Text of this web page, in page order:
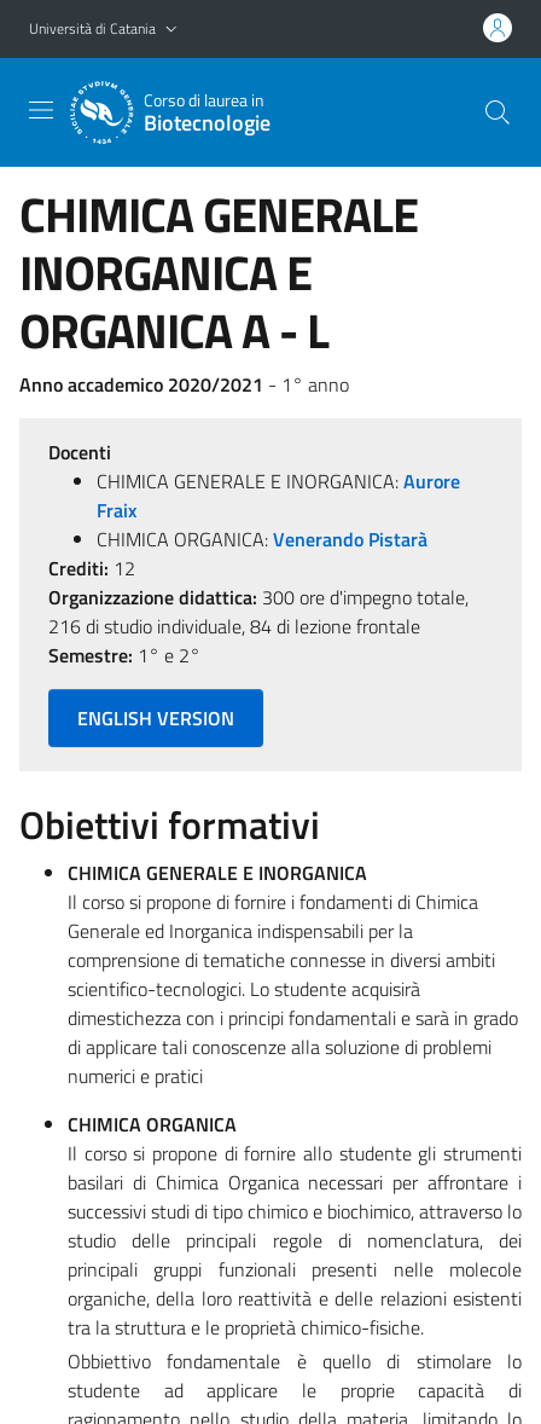
Vai al contenuto principale
Vai al menu di navigazione
Università di Catania
Corso di laurea in
Biotecnologie
CHIMICA GENERALE
INORGANICA E
ORGANICA A - L
Anno accademico 2020/2021 - 1° anno
Docenti
CHIMICA GENERALE E INORGANICA:Aurore
Fraix
CHIMICA ORGANICA:Venerando Pistarà
Crediti: 12
Organizzazione didattica: 300 ore d'impegno totale,
216 di studio individuale, 84 di lezione frontale
Semestre: 1° e 2°
ENGLISH VERSION
Obiettivi formativi
CHIMICA GENERALE E INORGANICA
Il corso si propone di fornire i fondamenti di Chimica
Generale ed Inorganica indispensabili per la
comprensione di tematiche connesse in diversi ambiti
scientifico-tecnologici. Lo studente acquisirà
dimestichezza con i principi fondamentali e sarà in grado
di applicare tali conoscenze alla soluzione di problemi
numerici e pratici
CHIMICA ORGANICA
Il corso si propone di fornire allo studente gli strumenti
basilari di Chimica Organica necessari per affrontare i
successivi studi di tipo chimico e biochimico, attraverso lo
studio delle principali regole di nomenclatura, dei
principali gruppi funzionali presenti nelle molecole
organiche, della loro reattività e delle relazioni esistenti
tra la struttura e le proprietà chimico-fisiche.
Obbiettivo fondamentale è quello di stimolare lo
studente ad applicare le proprie capacità di